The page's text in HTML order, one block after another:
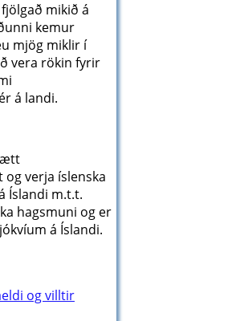
mikið á
kemur
mjög miklir í
vera rökin fyrir
á landi.
verja íslenska
Íslandi m.t.t.
hagsmuni og er
á Íslandi.
og villtir